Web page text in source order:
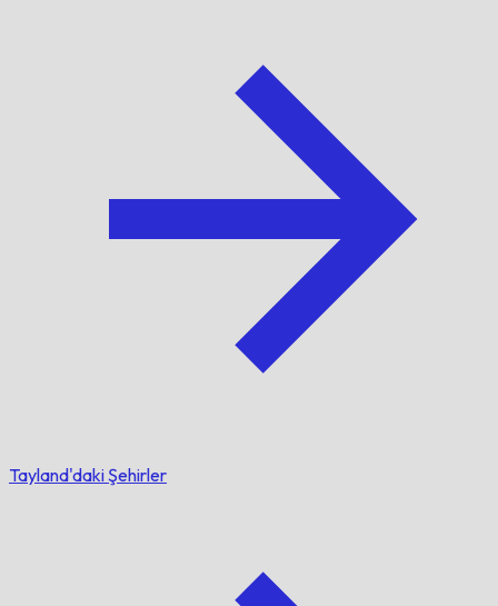
Tayland'daki Şehirler